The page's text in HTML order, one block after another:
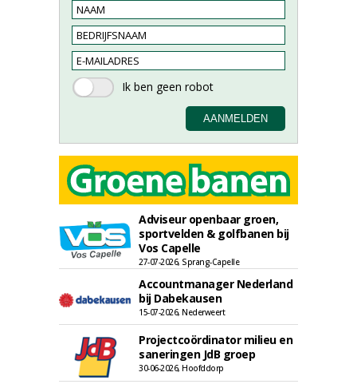
Adviseur openbaar groen,
sportvelden & golfbanen bij
Vos Capelle
27-07-2026, Sprang-Capelle
Accountmanager Nederland
bij Dabekausen
15-07-2026, Nederweert
Projectcoördinator milieu en
saneringen JdB groep
30-06-2026, Hoofddorp